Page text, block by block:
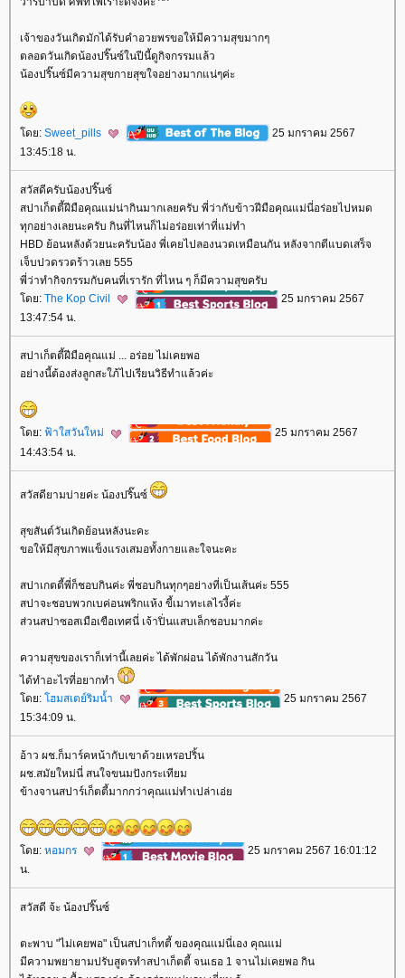
เจ้าของวันเกิดมักได้รับคำอวยพรขอให้มีความสุขมากๆ
ตลอดวันเกิดน้องปริ๊นซ์ในปีนี้ดูกิจกรรมแล้ว
น้องปริ๊นซ์มีความสุขกายสุขใจอย่างมากแน่ๆค่ะ
ดย: Sweet_pills
25 มกราคม 2567
13:45:18 น.
สวัสดีครับน้องปริ๊นซ์
สปาเก็ตตี้ฝีมือคุณแม่น่ากินมากเลยครับ พี่ว่ากับข้าวฝีมือคุณแม่นี่อร่อยไปหมด
ทุกอย่างเลยนะครับ กินที่ไหนก็ไม่อร่อยเท่าที่แม่ทำ
HBD ย้อนหลังด้วยนะครับน้อง พี่เคยไปลองนวดเหมือนกัน หลังจากตีแบดเสร็จ
เจ็บปวดรวดร้าวเลย 555
พี่ว่าทำกิจกรรมกับคนที่เรารัก ที่ไหน ๆ ก็มีความสุขครับ
ดย: The Kop Civil
25 มกราคม 2567
13:47:54 น.
สปาเก็ตตี้ฝีมือคุณแม่ ... อร่อย ไม่เคยพอ
อย่างนี้ต้องส่งลูกสะใภ้ไปเรียนวิธีทำแล้วค่ะ
ดย: ฟ้าใสวันใหม่
25 มกราคม 2567
14:43:54 น.
สวัสดียามบ่ายค่ะ น้องปริ๊นซ์
สุขสันต์วันเกิดย้อนหลังนะคะ
ขอให้มีสุขภาพแข็งแรงเสมอทั้งกายและใจนะคะ
สปาเกตตี้พี่ก็ชอบกินค่ะ พี่ชอบกินทุกๆอย่างที่เป็นเส้นค่ะ 555
สปาจะชอบพวกเบค่อนพริกแห้ง ขี้เมาทะเลไรงี้ค่ะ
ส่วนสปาซอสเมือเขือเทศนี่ เจ้าปิ่นแสบเล็กชอบมากค่ะ
ความสุขของเราก็เท่านี้เลยค่ะ ได้พักผ่อน ได้พักงานสักวัน
ได้ทำอะไรที่อยากทำ
ดย: ฮมสเตย์ริมน้ำ
25 มกราคม 2567
15:34:09 น.
อ้าว ผช.ก็มาร์คหน้ากับเขาด้วยเหรอปริ้น
ผช.สมัยใหม่นี่ สนใจขนมปังกระเทียม
ข้างจานสปาร์เก็ตตี้มากกว่าคุณแม่ทำเปล่าเอ่
ดย: หอมกร
25 มกราคม 2567 16:01:12
น.
สวัสดี จ้ะ น้องปริ๊นซ์
ตะพาบ "ไม่เคยพอ" เป็นสปาเก็ทตี้ ของคุณแม่นี่เอง คุณแม่
มีความพยายามปรับสูตรทำสปาเก็ตตี้ จนเธอ 1 จานไม่เคยพอ กิน